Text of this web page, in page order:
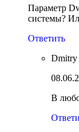
Параметр
системы?
Ответить
Dmitry
В